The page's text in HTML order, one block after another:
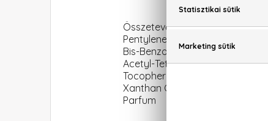
Összetevők: Aqua, Dibutyl
Pentylene Glycol, Glyceryl
Bis-Benzotriazolyl
Acetyl-Tetrapeptide-11,
Tocopherol, Decyl Glucoside,
Xanthan Gum, Coco-
Parfum